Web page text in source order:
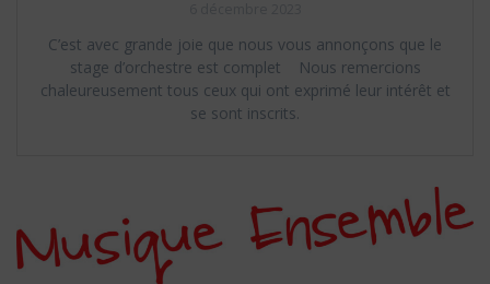
C’est avec grande joie que nous vous annonçons que le
stage d’orchestre est complet Nous remercions
chaleureusement tous ceux qui ont exprimé leur intérêt et
se sont inscrits.